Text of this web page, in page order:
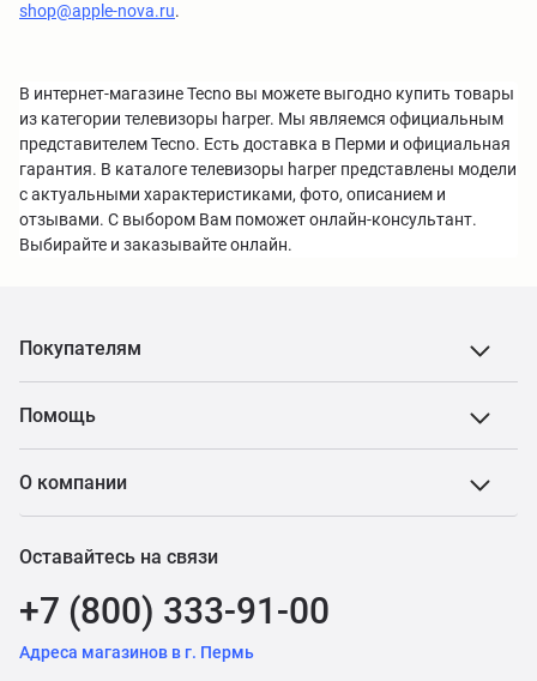
shop@apple-nova.ru.
В интернет-магазине Tecno вы можете выгодно купить товары
из категории телевизоры harper. Мы являемся официальным
представителем Tecno. Есть доставка в Перми и официальная
гарантия. В каталоге телевизоры harper представлены модели
с актуальными характеристиками, фото, описанием и
отзывами. С выбором Вам поможет онлайн-консультант.
Выбирайте и заказывайте онлайн.
Покупателям
Помощь
О компании
Оставайтесь на связи
+7 (800) 333-91-00
Адреса магазинов в г. Пермь